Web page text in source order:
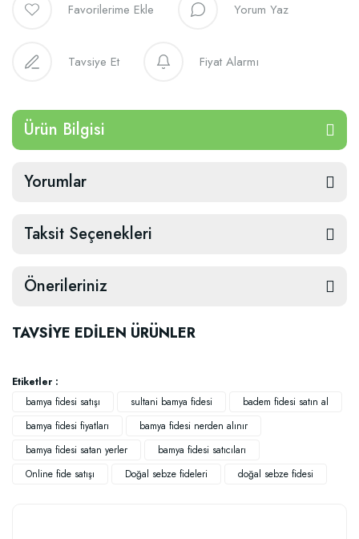
Yorum Yaz
Tavsiye Et Fiyat Alarmı
Ürün Bilgisi
Yorumlar
Taksit Seçenekleri
Önerileriniz
TAVSİYE EDİLEN ÜRÜNLER
Etiketler :
bamya fidesi satışı
sultani bamya fidesi
badem fidesi satın al
bamya fidesi fiyatları
bamya fidesi nerden alınır
bamya fidesi satan yerler
bamya fidesi satıcıları
Online fide satışı
Doğal sebze fideleri doğal sebze fidesi